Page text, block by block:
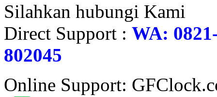
Silahkan hubungi Kami
Direct Support : WA:
802045
Online Support: